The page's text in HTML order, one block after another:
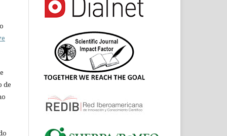
de